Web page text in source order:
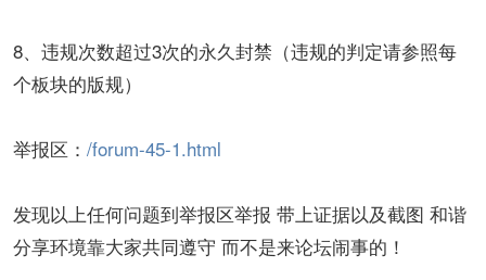
8、违规次数超过3次的永久封禁（违规的判定请参照每
个板块的版规）
举报区： /forum-45-1.html
发现以上任何问题到举报区举报 带上证据以及截图 和谐
分享环境靠大家共同遵守 而不是来论坛闹事的！